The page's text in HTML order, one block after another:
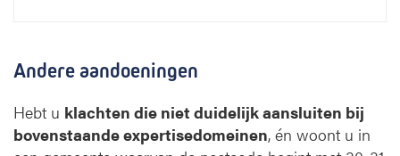
Andere aandoeningen
Hebt u klachten die niet duidelijk aansluiten bij
bovenstaande expertisedomeinen, én woont u in